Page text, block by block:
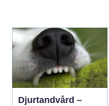
Djurtandvård –